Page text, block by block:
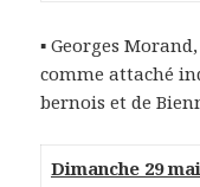
▪ Georges
comme attaché
bernois et de
Dimanche 29